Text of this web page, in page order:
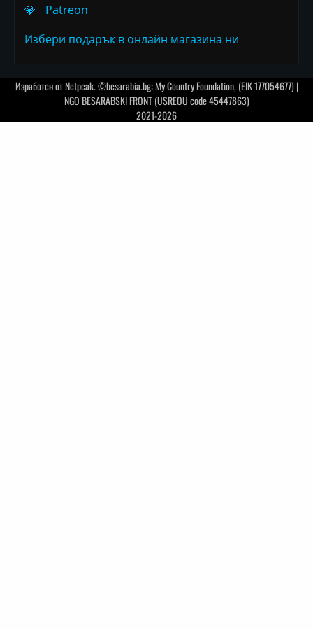
💎
Patreon
Избери подарък в онлайн магазина ни
Изработен отNetpeak. ©besarabia.bg: My Country Foundation, (EIK 177054677) |
NGO BESARABSKI FRONT (USREOU code 45447863)
2021-2026